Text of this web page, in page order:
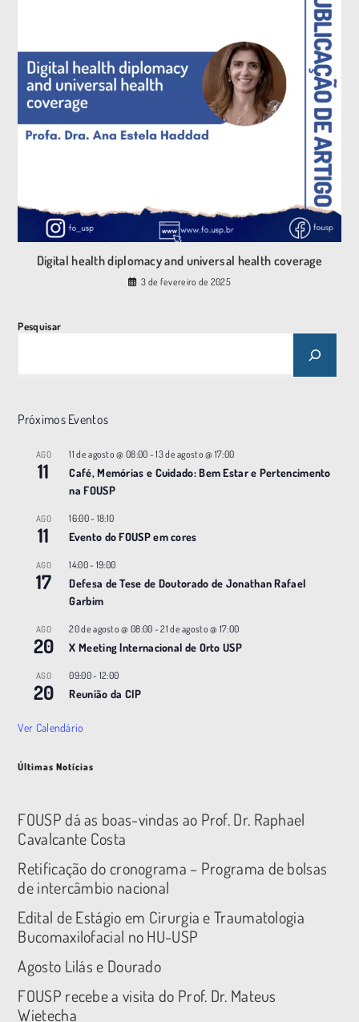
Digital health diplomacy and universal health coverage
3 de fevereiro de 2025
Pesquisar
Próximos Eventos
AGO
11
11 de agosto @ 08:00 -13 de agosto @ 17:00
Café, Memórias e Cuidado: Bem Estar e Pertencimento
na FOUSP
AGO
11
16:00- 18:10
Evento do FOUSP em cores
AGO
17
14:00- 19:00
Defesa de Tese de Doutorado de Jonathan Rafael
Garbim
AGO
20
20 de agosto @ 08:00 -21 de agosto @ 17:00
X Meeting |nternacional de Orto USP
AGO
20
09:00- 12:00
Reunião da CIP
Ver Calendário
Últimas Notícias
FOUSP dá as boas-vindas ao Prof. Dr. Raphael
Cavalcante Costa
Retificação do cronograma – Programa de bolsas
de intercâmbio nacional
Edital de Estágio em Cirurgia e Traumatologia
Bucomaxilofacial no HU-USP
Agosto Lilás e Dourado
FOUSP recebe a visita do Prof. Dr. Mateus
Wietecha